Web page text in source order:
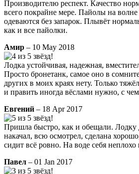
Производителю респект. Качество
всего покрайне мере. Пайолы на
одеваются без запарок. Плывёт
как и все пайолки.
Амир – 10 May 2018
Лодка устойчивая, надежная,
Просто бронетанк, самое оно в
других в моих краях нету. Только
и править иногда вёслами нужно, с
Евгений – 18 Apr 2017
Пришла быстро, как и обещали. Лодку
накачал, всю осмотрел, сделана
сидит всё ровно. На воде себя неплохо
Павел – 01 Jan 2017